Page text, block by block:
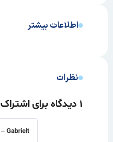
اطلاعات بیشتر
نظرات
1 دیدگاه برای اشتراک ۱ ساله
Gabrielt
–